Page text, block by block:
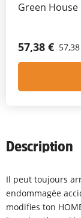
Green
57,38 €
Description
Il peut toujours
endommagée
modifies ton